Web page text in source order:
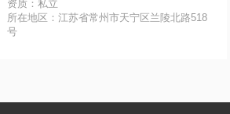
资质：私立
所在地区：江苏省常州市天宁区兰陵北路518
号